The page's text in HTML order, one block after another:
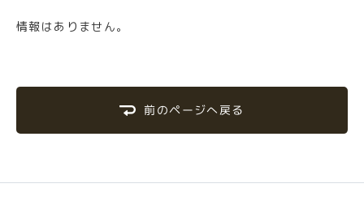
情報はありません。
前のページへ戻る